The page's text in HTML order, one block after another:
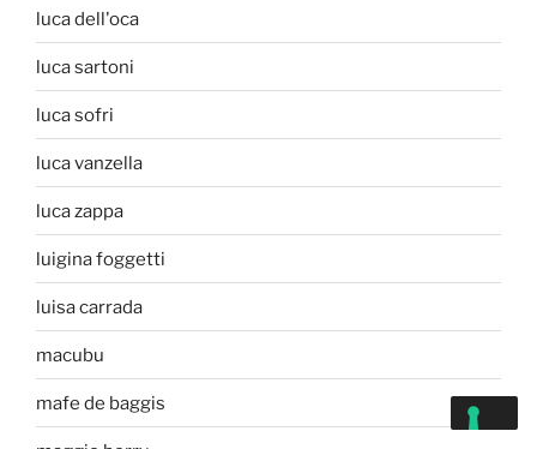
luca dell'oca
luca sartoni
luca sofri
luca vanzella
luca zappa
luigina foggetti
luisa carrada
macubu
mafe de baggis